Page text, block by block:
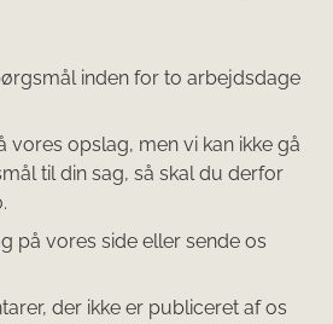
inden for to arbejdsdage
opslag, men vi kan ikke gå
til din sag, så skal du derfor
på vores side eller sende os
der ikke er publiceret af os